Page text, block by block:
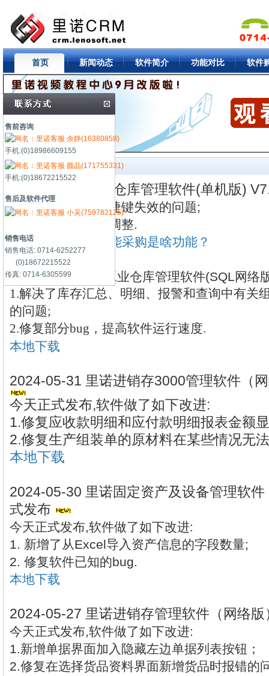
首页 新闻动态 软件简介 功能对比 软件
软件简介
2023-06-03 里诺仓库管理软件(单机版)
1.修复部分按钮快捷键失效的问题;
2.系统权限相应的调整.
本地下载
看看智能采购是啥功能？
2024-06-01 里诺工业仓库管理软件(SQL网络
1.解决了库存汇总、明细、报警和查询中有关
的问题;
2.修复部分bug，提高软件运行速度.
本地下载
2024-05-31 里诺进销存3000管理软件（
今天正式发布,软件做了如下改进:
1.修复应收款明细和应付款明细报表金额
2.修复生产组装单的原材料在某些情况无
本地下载
2024-05-30 里诺固定资产及设备管理软
式发布
今天正式发布,软件做了如下改进:
1. 新增了从Excel导入资产信息的字段数量;
2. 修复软件已知的bug.
本地下载
2024-05-27 里诺进销存管理软件（网络
今天正式发布,软件做了如下改进:
1.新增单据界面加入隐藏左边单据列表按钮；
2.修复在选择货品资料界面新增货品时报错的
售前咨询
余静(16380858)
手机:(0)18986609155
颜晶(171755331)
手机:(0)18672215522
售后及软件代理
小吴(759782126)
销售电话
销售电话: 0714-6252277
(0)18672215522
传真: 0714-6305599